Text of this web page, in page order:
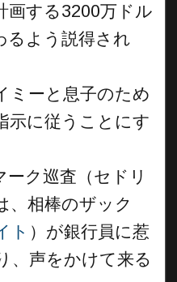
画する3200万ドル
るよう説得され
ミーと息子のため
示に従うことにす
ーク巡査（セドリ
、相棒のザック
ト ）が銀行員に惹
、声をかけて来る